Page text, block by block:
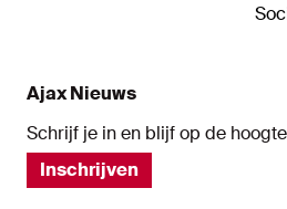
Ajax Nieuws
Schrijf je in en blijf op de
Inschrijven